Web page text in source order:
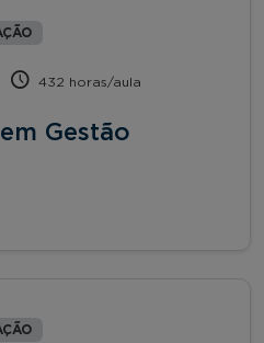
432 horas/aula
Gestão